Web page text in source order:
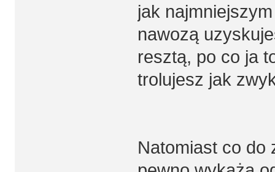
jak
nawozą
resztą, po co ja
trolujesz jak
Natomiast co do